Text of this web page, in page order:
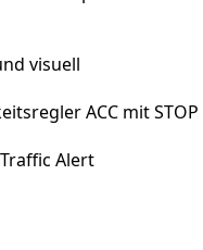
visuell
ACC mit STOP
Alert